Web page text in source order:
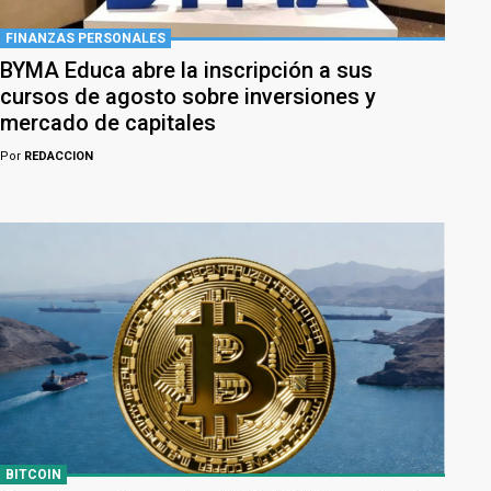
FINANZAS PERSONALES
BYMA Educa abre la inscripción a sus
cursos de agosto sobre inversiones y
mercado de capitales
Por REDACCION
BITCOIN